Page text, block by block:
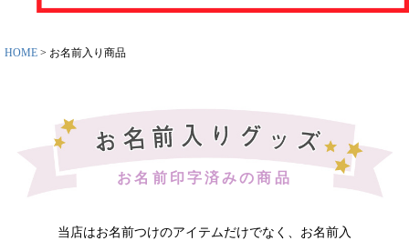
HOME お名前入り商品
お名前印字済みの商品
当店はお名前つけのアイテムだけでなく、お名前入